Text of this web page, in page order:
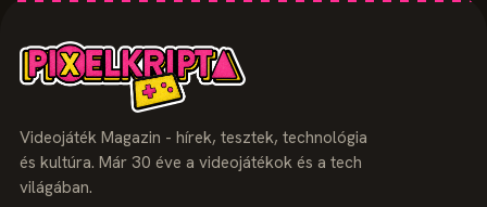
Videojáték Magazin - hírek, tesztek, technológia
és kultúra. Már 30 éve a videojátékok és a tech
világában.